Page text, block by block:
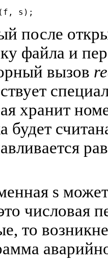
s);
после
файла и
вызов
хранит
будет
s
числовая
то